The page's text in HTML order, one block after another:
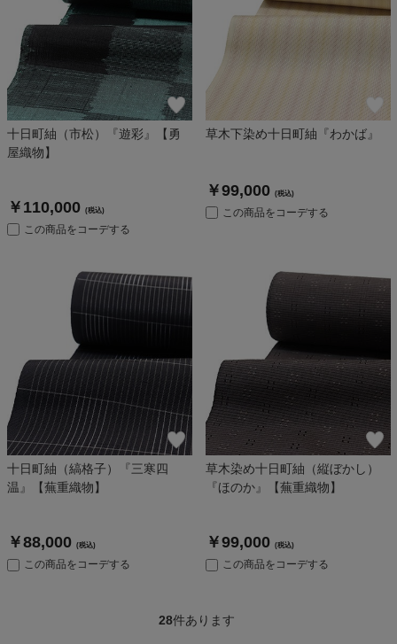
十日町紬（市松）『遊彩』【勇
屋織物】
￥110,000 (税込)
この商品をコーデする
草木下染め十日町紬『わかば』
￥99,000 (税込)
この商品をコーデする
十日町紬（縞格子）『三寒四
温』【蕪重織物】
￥88,000 (税込)
この商品をコーデする
草木染め十日町紬（縦ぼかし）
『ほのか』【蕪重織物】
￥99,000 (税込)
この商品をコーデする
28件あります